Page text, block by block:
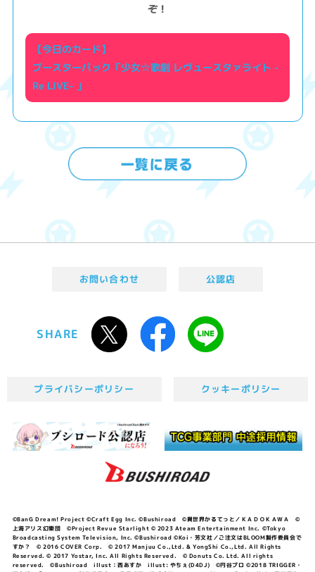
ぞ！
【今日のカード】
ブースターパック「少女☆歌劇 レヴュースタァライト -
Re LIVE- 」
お問い合わせ 公認店
SHARE
プライバシーポリシー クッキーポリシー
©BanG Dream! Project ©Craft Egg Inc. ©Bushiroad ©異世界かるてっと／ＫＡＤＯＫＡＷＡ ©
上海アリス幻樂団 ©Project Revue Starlight © 2023 Ateam Entertainment Inc. ©Tokyo
Broadcasting System Television, Inc. ©Bushiroad ©Koi・芳文社／ご注文はBLOOM製作委員会で
すか？ © 2016 COVER Corp. © 2017 Manjuu Co.,Ltd. & YongShi Co.,Ltd. All Rights
Reserved. © 2017 Yostar, Inc. All Rights Reserved. © Donuts Co. Ltd. All rights
reserved. ©Bushiroad illust：西あすか illust: やちぇ(D4DJ) ©円谷プロ ©2018 TRIGGER・